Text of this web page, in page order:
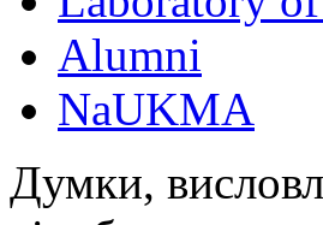
Alumni
NaUKMA
Думки,